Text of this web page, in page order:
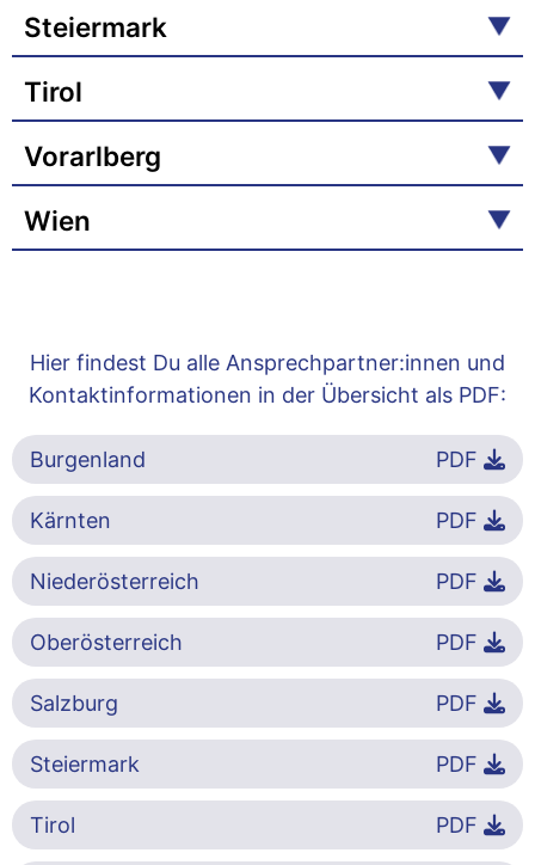
Steiermark
Tirol
Vorarlberg
Wien
Hier findest Du alle Ansprechpartner:innen und
Kontaktinformationen in der Übersicht als PDF:
Burgenland PDF
Kärnten PDF
Niederösterreich PDF
Oberösterreich PDF
Salzburg PDF
Steiermark PDF
Tirol PDF